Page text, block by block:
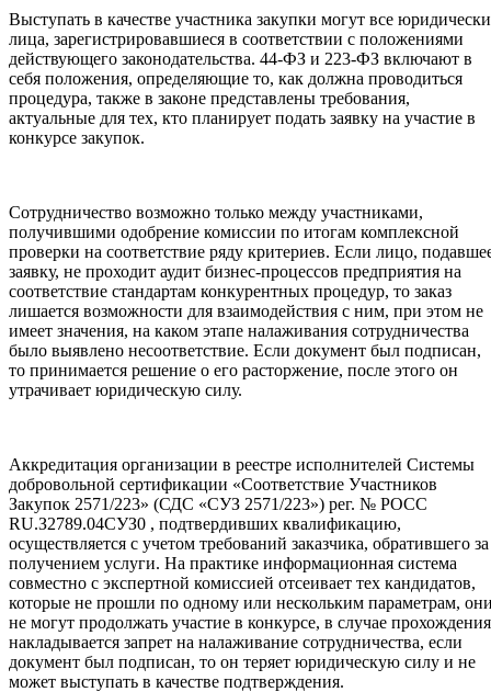
Выступать в качестве участника закупки могут все
лица, зарегистрировавшиеся в соответствии с положениями
действующего законодательства. 44-ФЗ и 223-ФЗ включают в
себя положения, определяющие то, как должна проводиться
процедура, также в законе представлены требования,
актуальные для тех, кто планирует подать заявку на участие в
конкурсе закупок.
Сотрудничество возможно только между участниками,
получившими одобрение комиссии по итогам комплексной
проверки на соответствие ряду критериев. Если лицо,
заявку, не проходит аудит бизнес-процессов предприятия на
соответствие стандартам конкурентных процедур, то заказ
лишается возможности для взаимодействия с ним, при этом не
имеет значения, на каком этапе налаживания сотрудничества
было выявлено несоответствие. Если документ был подписан,
то принимается решение о его расторжение, после этого он
утрачивает юридическую силу.
Аккредитация организации в реестре исполнителей Системы
добровольной сертификации «Соответствие Участников
Закупок 2571/223» (СДС «СУЗ 2571/223») рег. № РОСС
RU.З2789.04СУЗ0 , подтвердивших квалификацию,
осуществляется с учетом требований заказчика, обратившего за
получением услуги. На практике информационная система
совместно с экспертной комиссией отсеивает тех кандидатов,
которые не прошли по одному или нескольким параметрам,
не могут продолжать участие в конкурсе, в случае прохождения
накладывается запрет на налаживание сотрудничества, если
документ был подписан, то он теряет юридическую силу и не
может выступать в качестве подтверждения.